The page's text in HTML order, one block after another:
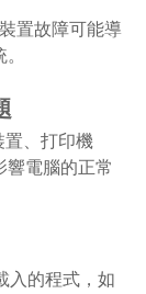
置故障可能導
置、打印機
響電腦的正常
入的程式，如